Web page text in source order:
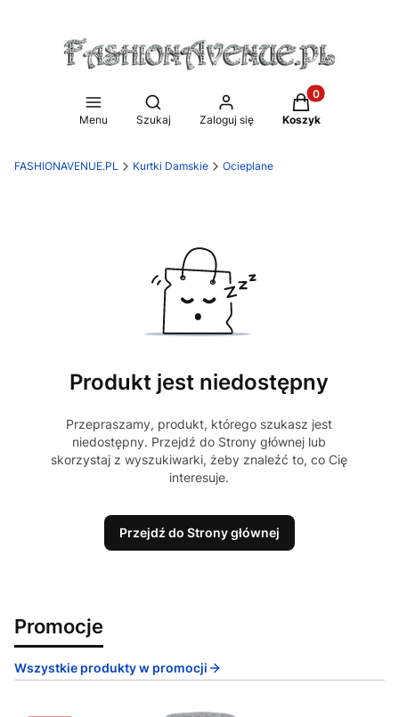
Menu
Otwórz wyszukiwarkę
Szukaj Zaloguj się
Produkty w
Koszyk
FASHIONAVENUE.PL Kurtki Damskie Ocieplane
Produkt jest niedostępny
Przepraszamy, produkt, którego szukasz jest
niedostępny. Przejdź do Strony głównej lub
skorzystaj z wyszukiwarki, żeby znaleźć to, co Cię
interesuje.
Przejdź do Strony głównej
Promocje
Wszystkie produkty w promocji